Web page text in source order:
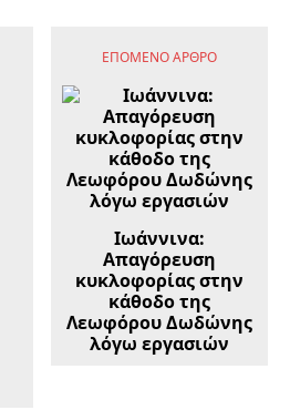
ΕΠΌΜΕΝΟ ΆΡΘΡΟ
Ιωάννινα:
Απαγόρευση
κυκλοφορίας στην
κάθοδο της
Λεωφόρου Δωδώνης
λόγω εργασιών